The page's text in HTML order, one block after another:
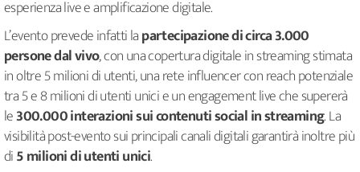
esperienza live e amplificazione digitale.
L’evento prevede infatti lapartecipazione di circa 3.000
persone dal vivo, con una copertura digitale in streaming stimata
in oltre 5 milioni di utenti, una rete influencer con reach potenziale
tra 5 e 8 milioni di utenti unici e un engagement live che supererà
le300.000 interazioni sui contenuti social in streaming. La
visibilità post-evento sui principali canali digitali garantirà inoltre più
di5 milioni di utenti unici.